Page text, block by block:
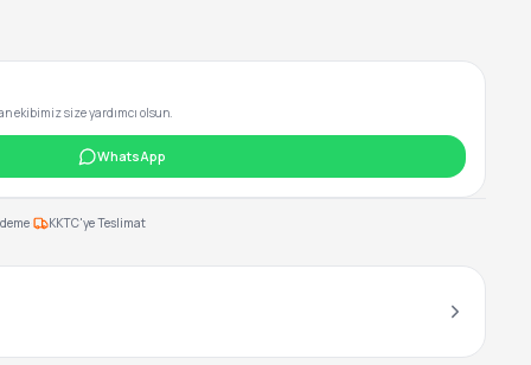
ekibimiz size yardımcı olsun.
WhatsApp
KKTC'ye Teslimat